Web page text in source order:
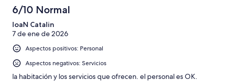
6/10 Normal
IoaN Catalin
7 de ene de 2026
Aspectos positivos: Personal
Aspectos negativos: Servicios
la habitación y los servicios que ofrecen. el personal es OK.